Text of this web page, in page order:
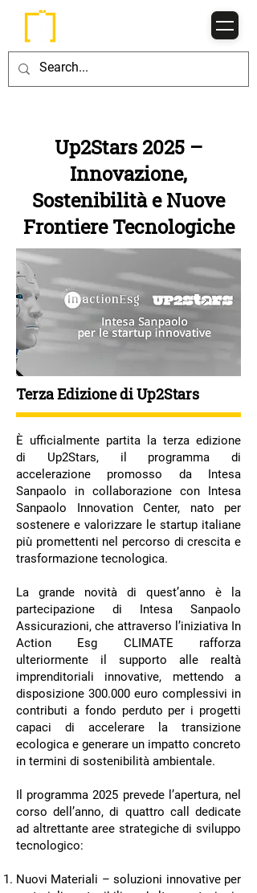
Up2Stars 2025 –
Innovazione,
Sostenibilità e Nuove
Frontiere Tecnologiche
Terza Edizione di Up2Stars
È ufficialmente partita la terza edizione
di Up2Stars, il programma di
accelerazione promosso da Intesa
Sanpaolo in collaborazione con Intesa
Sanpaolo Innovation Center, nato per
sostenere e valorizzare le startup italiane
più promettenti nel percorso di crescita e
trasformazione tecnologica.
La grande novità di quest’anno è la
partecipazione di Intesa Sanpaolo
Assicurazioni, che attraverso l’iniziativa In
Action Esg CLIMATE rafforza
ulteriormente il supporto alle realtà
imprenditoriali innovative, mettendo a
disposizione 300.000 euro complessivi in
contributi a fondo perduto per i progetti
capaci di accelerare la transizione
ecologica e generare un impatto concreto
in termini di sostenibilità ambientale.
Il programma 2025 prevede l’apertura, nel
corso dell’anno, di quattro call dedicate
ad altrettante aree strategiche di sviluppo
tecnologico:
Nuovi Materiali – soluzioni innovative per